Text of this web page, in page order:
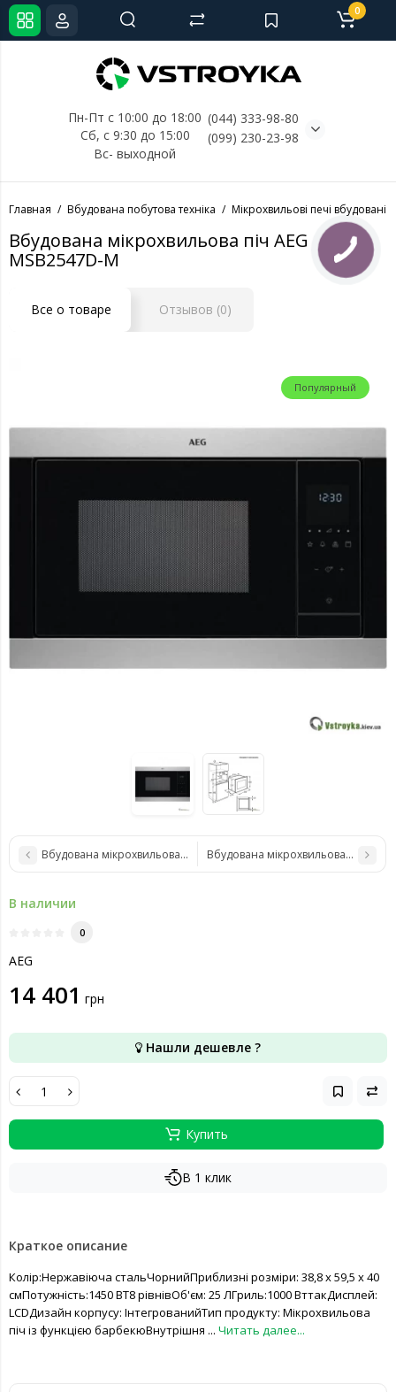
Пн-Пт с 10:00 до 18:00
Сб, с 9:30 до 15:00
Вс- выходной
(044) 333-98-80
(099) 230-23-98
0
Главная Вбудована побутова техніка Мікрохвильові печі вбудовані
Вбудована мікрохвильова піч AEG
MSB2547D-M
Все о товаре Отзывов (0)
Популярный
Вбудована мікрохвильова піч AEG MBE2658SEBВбудована мікрохвильова піч AEG
В наличии
0
AEG
14 401 грн
Нашли дешевле ?
Купить
В 1 клик
Краткое описание
Колір:Нержавіюча стальЧорнийПриблизні розміри: 38,8 x 59,5 x 40
смПотужність:1450 ВТ8 рівнівОб'єм: 25 ЛГриль:1000 ВттакДисплей:
LCDДизайн корпусу: ІнтегрованийТип продукту: Мікрохвильова
піч із функцією барбекюВнутрішня ... Читать далее...